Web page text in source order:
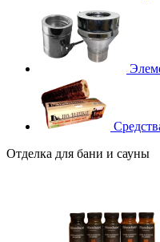
Отделка для бани и сауны